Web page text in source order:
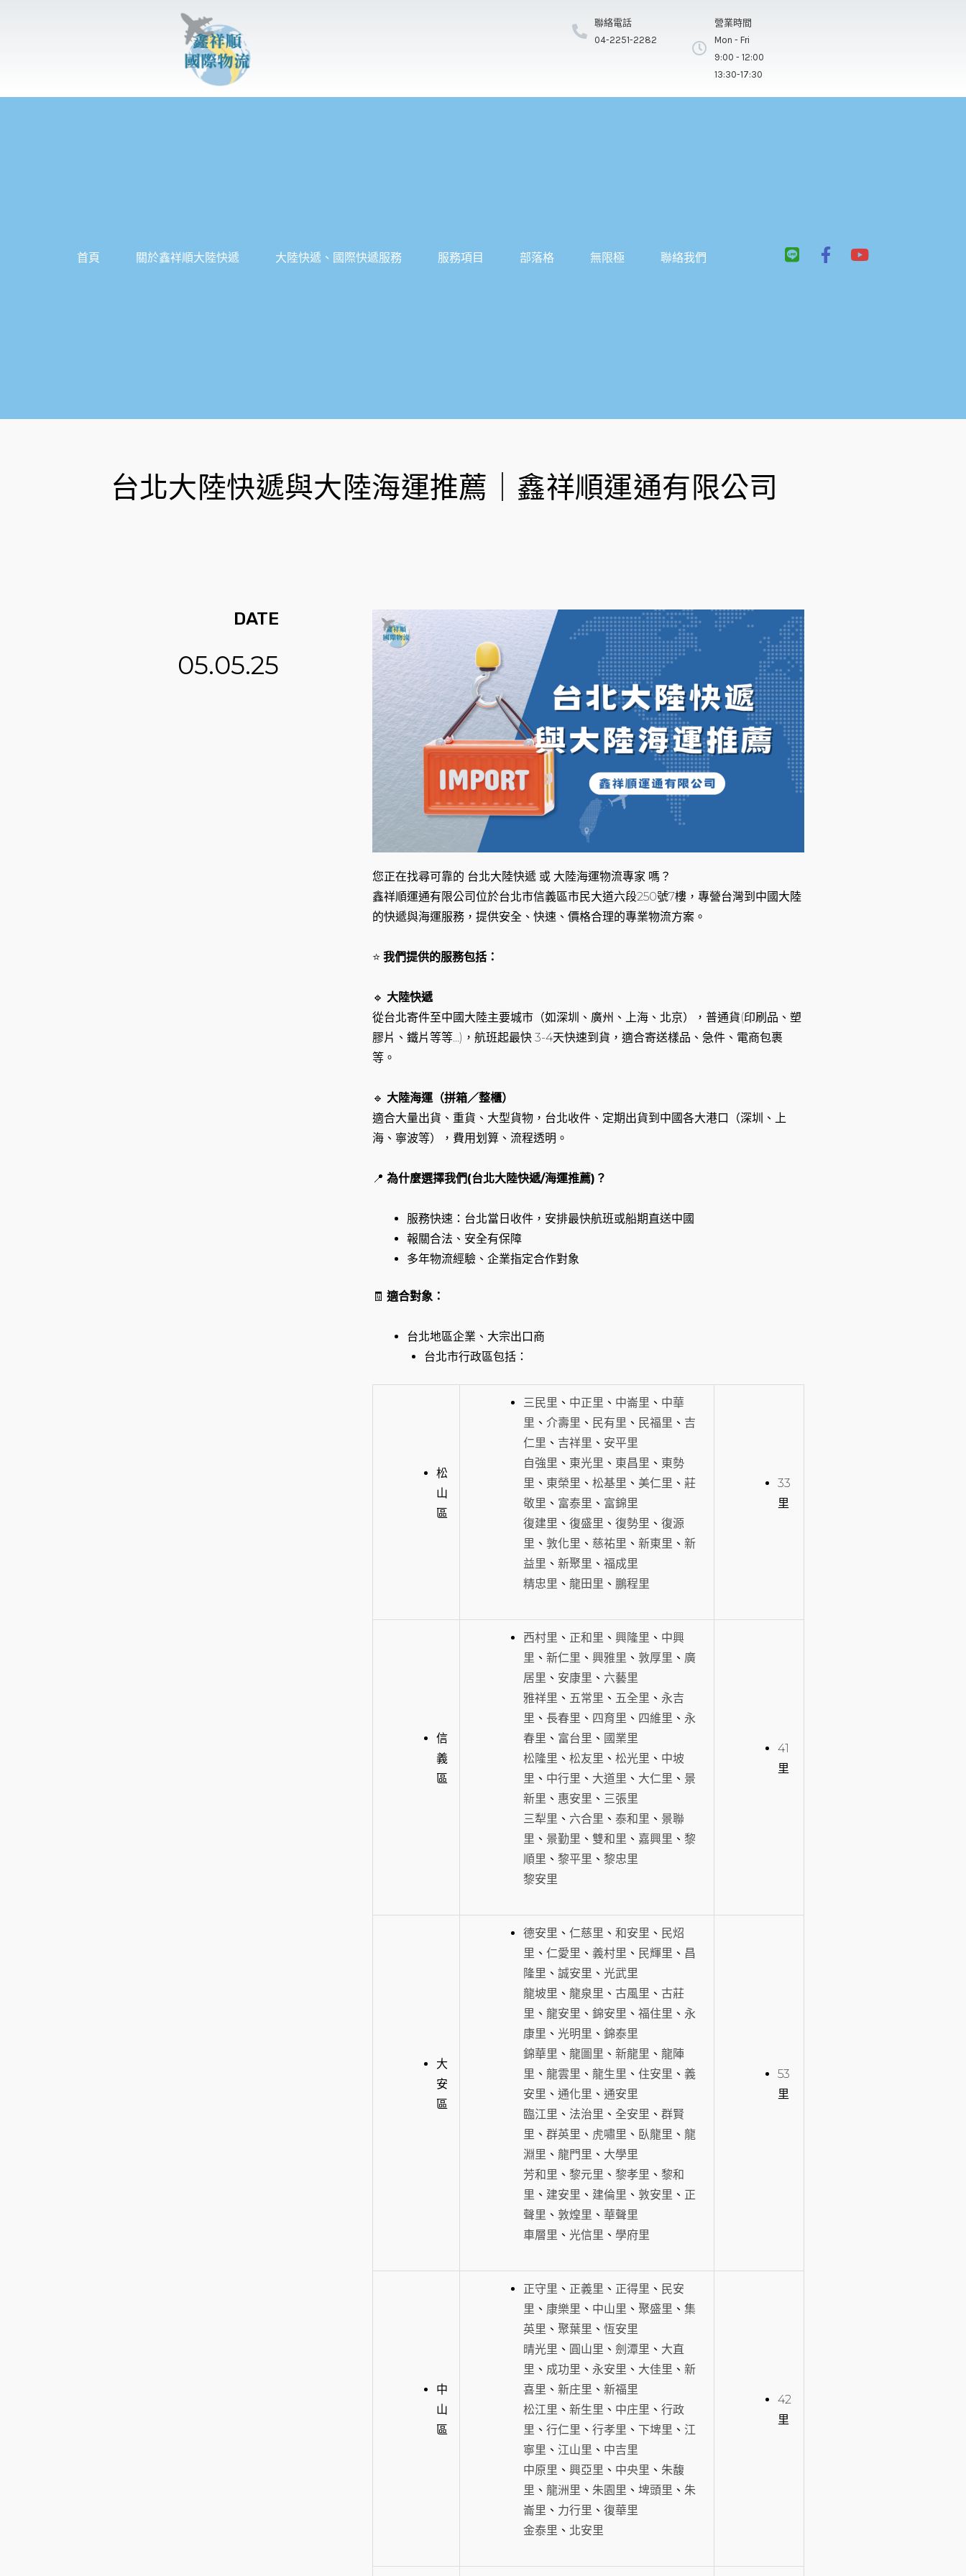
內
聯絡電話
04-2251-2282
營業時間
Mon - Fri
9:00 - 12:00
13:30-17:30
首頁 關於鑫祥順大陸快遞 大陸快遞、國際快遞服務 服務項目 部落格 無限極 聯絡我們
L
F
Y
台北大陸快遞與大陸海運推薦｜鑫祥順運通有限公司
DATE
05.05.25
您正在找尋可靠的 台北大陸快遞 或 大陸海運物流專家 嗎？
鑫祥順運通有限公司位於台北市信義區市民大道六段250號7樓，專營台灣到中國大陸
的快遞與海運服務，提供安全、快速、價格合理的專業物流方案。
⭐ 我們提供的服務包括：
🔹 大陸快遞
從台北寄件至中國大陸主要城市（如深圳、廣州、上海、北京），普通貨(印刷品、塑
膠片、鐵片等等…)，航班起最快 3-4天快速到貨，適合寄送樣品、急件、電商包裹
等。
🔹 大陸海運（拼箱／整櫃）
適合大量出貨、重貨、大型貨物，台北收件、定期出貨到中國各大港口（深圳、上
海、寧波等），費用划算、流程透明。
📍 為什麼選擇我們(台北大陸快遞/海運推薦)？
服務快速：台北當日收件，安排最快航班或船期直送中國
報關合法、安全有保障
多年物流經驗、企業指定合作對象
🧾 適合對象：
台北地區企業、大宗出口商
台北市行政區包括：
松
山
區
三民里 、 中正里 、 中崙里 、 中華
里 、 介壽里 、 民有里 、 民福里 、 吉
仁里 、 吉祥里 、 安平里
自強里 、 東光里 、 東昌里 、 東勢
里 、 東榮里 、 松基里 、 美仁里 、 莊
敬里 、 富泰里 、 富錦里
復建里 、 復盛里 、 復勢里 、 復源
里 、 敦化里 、 慈祐里 、 新東里 、 新
益里 、 新聚里 、 福成里
精忠里 、 龍田里 、 鵬程里
33
里
信
義
區
西村里 、 正和里 、 興隆里 、 中興
里 、 新仁里 、 興雅里 、 敦厚里 、 廣
居里 、 安康里 、 六藝里
雅祥里 、 五常里 、 五全里 、 永吉
里 、 長春里 、 四育里 、 四維里 、 永
春里 、 富台里 、 國業里
松隆里 、 松友里 、 松光里 、 中坡
里 、 中行里 、 大道里 、 大仁里 、 景
新里 、 惠安里 、 三張里
三犁里 、 六合里 、 泰和里 、 景聯
里 、 景勤里 、 雙和里 、 嘉興里 、 黎
順里 、 黎平里 、 黎忠里
黎安里
41
里
大
安
區
德安里 、 仁慈里 、 和安里 、 民炤
里 、 仁愛里 、 義村里 、 民輝里 、 昌
隆里 、 誠安里 、 光武里
龍坡里 、 龍泉里 、 古風里 、 古莊
里 、 龍安里 、 錦安里 、 福住里 、 永
康里 、 光明里 、 錦泰里
錦華里 、 龍圖里 、 新龍里 、 龍陣
里 、 龍雲里 、 龍生里 、 住安里 、 義
安里 、 通化里 、 通安里
臨江里 、 法治里 、 全安里 、 群賢
里 、 群英里 、 虎嘯里 、 臥龍里 、 龍
淵里 、 龍門里 、 大學里
芳和里 、 黎元里 、 黎孝里 、 黎和
里 、 建安里 、 建倫里 、 敦安里 、 正
聲里 、 敦煌里 、 華聲里
車層里 、 光信里 、 學府里
53
里
中
山
區
正守里 、 正義里 、 正得里 、 民安
里 、 康樂里 、 中山里 、 聚盛里 、 集
英里 、 聚葉里 、 恆安里
晴光里 、 圓山里 、 劍潭里 、 大直
里 、 成功里 、 永安里 、 大佳里 、 新
喜里 、 新庄里 、 新福里
松江里 、 新生里 、 中庄里 、 行政
里 、 行仁里 、 行孝里 、 下埤里 、 江
寧里 、 江山里 、 中吉里
中原里 、 興亞里 、 中央里 、 朱馥
里 、 龍洲里 、 朱園里 、 埤頭里 、 朱
崙里 、 力行里 、 復華里
金泰里 、 北安里
42
里